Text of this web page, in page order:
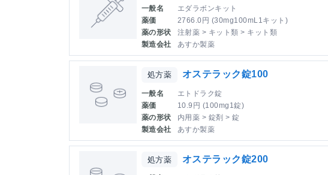
一般名
エダラボンキット
薬価
2766.0円 (30mg100mL1キット)
薬の形状
注射薬 > キット類 > キット類
製造会社
あすか製薬
処方薬 オステラック錠100
一般名
エトドラク錠
薬価
10.9円 (100mg1錠)
薬の形状
内用薬 > 錠剤 > 錠
製造会社
あすか製薬
処方薬 オステラック錠200